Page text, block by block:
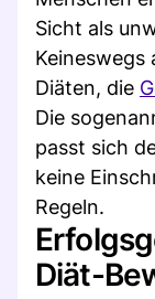
Sicht als
Keineswegs
Diäten, die
Die
passt sich
keine
Regeln.
Diät-